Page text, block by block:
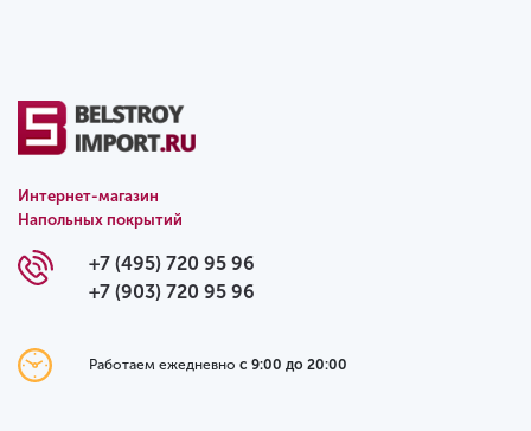
Интернет-магазин
Напольных покрытий
+7 (495) 720 95 96
+7 (903) 720 95 96
Работаем ежедневно с 9:00 до 20:00